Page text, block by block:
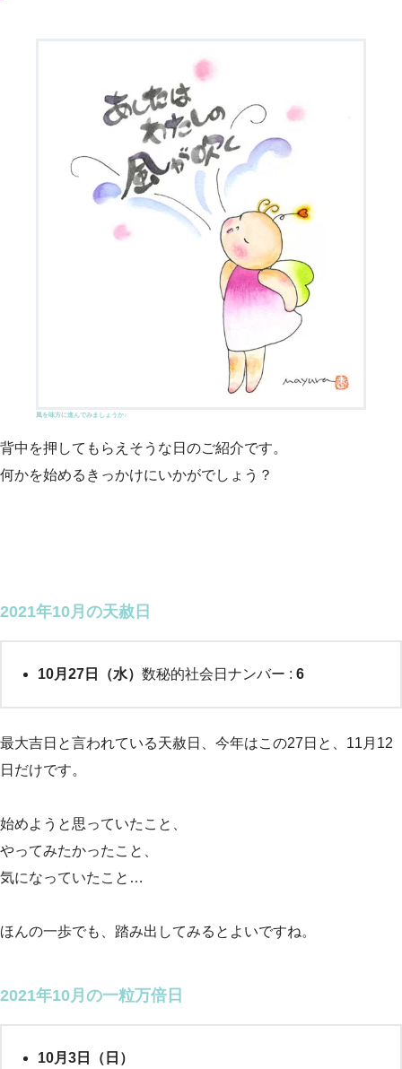
風を味方に進んでみましょうか♪
背中を押してもらえそうな日のご紹介です。
何かを始めるきっかけにいかがでしょう？
2021年10月の天赦日
10月27日（水） 数秘的社会日ナンバー : 6
最大吉日と言われている天赦日、今年はこの27日と、11月12
日だけです。
始めようと思っていたこと、
やってみたかったこと、
気になっていたこと…
ほんの一歩でも、踏み出してみるとよいですね。
2021年10月の一粒万倍日
10月3日（日）